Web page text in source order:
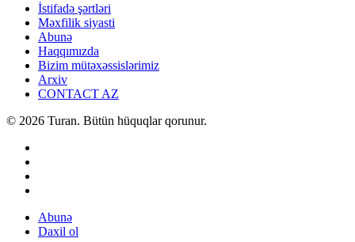
İstifadə şərtləri
Məxfilik siyasti
Abunə
Haqqımızda
Bizim mütəxəssislərimiz
Arxiv
CONTACT AZ
© 2026 Turan. Bütün hüquqlar qorunur.
Abunə
Daxil ol